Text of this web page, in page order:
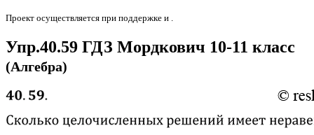
Проект осуществляется при поддержке и .
Упр.40.59 ГДЗ Мордкович 10-11 класс
(Алгебра)